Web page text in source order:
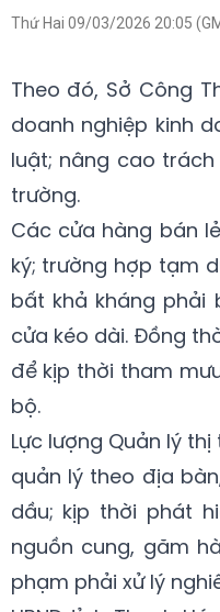
Thứ Hai 09/03/2026 20:05
Theo đó, Sở Công
doanh nghiệp kinh
luật; nâng cao
trường.
Các cửa hàng bán
ký; trường hợp tạm
bất khả kháng
cửa kéo dài. Đồng
để kịp thời tham
bộ.
Lực lượng Quản lý
quản lý theo địa
dầu; kịp thời phát
nguồn cung, găm
phạm phải xử lý